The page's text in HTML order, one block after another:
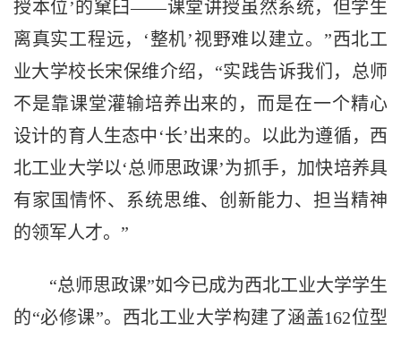
授本位’的窠臼——课堂讲授虽然系统，但学生
离真实工程远，‘整机’视野难以建立。”西北工
业大学校长宋保维介绍，“实践告诉我们，总师
不是靠课堂灌输培养出来的，而是在一个精心
设计的育人生态中‘长’出来的。以此为遵循，西
北工业大学以‘总师思政课’为抓手，加快培养具
有家国情怀、系统思维、创新能力、担当精神
的领军人才。”
“总师思政课”如今已成为西北工业大学学生
的“必修课”。西北工业大学构建了涵盖162位型